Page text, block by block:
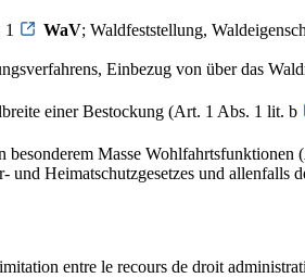
WaV; Waldfeststellung,
Einbezug von über das
einer Bestockung (Art. 1 Abs. 1 lit. b
besonderem Masse Wohlfahrtsfunktionen
und Heimatschutzgesetzes und allenfalls
entre le recours de droit